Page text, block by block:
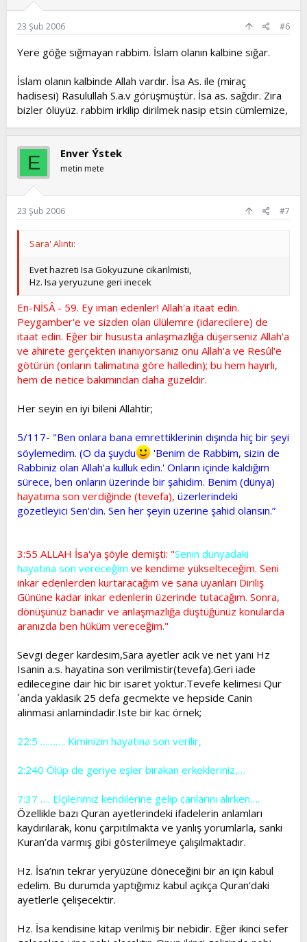
23 Şub 2006 #6
Yere göğe sığmayan rabbim. İslam olanın kalbine sığar.
İslam olanın kalbinde Allah vardır. İsa As. ile (miraç
hadisesi) Rasulullah S.a.v görüşmüştür. İsa as. sağdır. Zira
bizler ölüyüz. rabbim irkilip dirilmek nasip etsin cümlemize,
E Enver Ýstek
metin mete
23 Şub 2006 #7
Sara' Alıntı:
Evet hazreti Isa Gokyuzune cikarilmisti,
Hz. Isa yeryuzune geri inecek
En-NİSÂ - 59. Ey iman edenler! Allah'a itaat edin.
Peygamber'e ve sizden olan ülülemre (idarecilere) de
itaat edin. Eğer bir hususta anlaşmazlığa düşerseniz Allah'a
ve ahirete gerçekten inanıyorsanız onu Allah'a ve Resûl'e
götürün (onların talimatına göre halledin); bu hem hayırlı,
hem de netice bakımından daha güzeldir.
Her seyin en iyi bileni Allahtir;
5/117- "Ben onlara bana emrettiklerinin dışında hiç bir şeyi
söylemedim. (O da şuydu
'Benim de Rabbim, sizin de
Rabbiniz olan Allah'a kulluk edin.' Onların içinde kaldığım
sürece, ben onların üzerinde bir şahidim. Benim (dünya)
hayatıma son verdiğinde (tevefa), üzerlerindeki
gözetleyici Sen'din. Sen her şeyin üzerine şahid olansın.”
3:55 ALLAH İsa'ya şöyle demişti: "Senin dünyadaki
hayatına son vereceğim ve kendime yükselteceğim. Seni
inkar edenlerden kurtaracağım ve sana uyanları Diriliş
Gününe kadar inkar edenlerin üzerinde tutacağım. Sonra,
dönüşünüz banadır ve anlaşmazlığa düştüğünüz konularda
aranızda ben hüküm vereceğim."
Sevgi deger kardesim,Sara ayetler acik ve net yani Hz
Isanin a.s. hayatina son verilmistir(tevefa).Geri iade
edilecegine dair hic bir isaret yoktur.Tevefe kelimesi Qur
´anda yaklasik 25 defa gecmekte ve hepside Canin
alinmasi anlamindadir.Iste bir kac örnek;
22:5 ………. Kiminizin hayatına son verilir,
2:240 Ölüp de geriye eşler bırakan erkekleriniz,…
7:37 …. Elçilerimiz kendilerine gelip canlarını alırken….
Özellikle bazı Quran ayetlerindeki ifadelerin anlamları
kaydırılarak, konu çarpıtılmakta ve yanlış yorumlarla, sanki
Kuran’da varmış gibi gösterilmeye çalışılmaktadır.
Hz. İsa’nın tekrar yeryüzüne döneceğini bir an için kabul
edelim. Bu durumda yaptığımız kabul açıkça Quran’daki
ayetlerle çelişecektir.
Hz. İsa kendisine kitap verilmiş bir nebidir. Eğer ikinci sefer